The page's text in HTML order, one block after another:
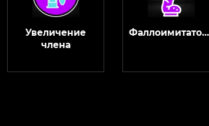
Увеличение
члена
Фаллоимитаторы